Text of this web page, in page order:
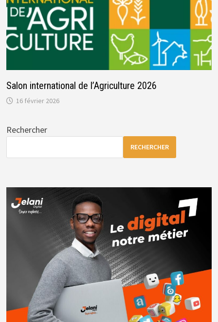
Salon international de l’Agriculture 2026
16 février 2026
Rechercher
RECHERCHER